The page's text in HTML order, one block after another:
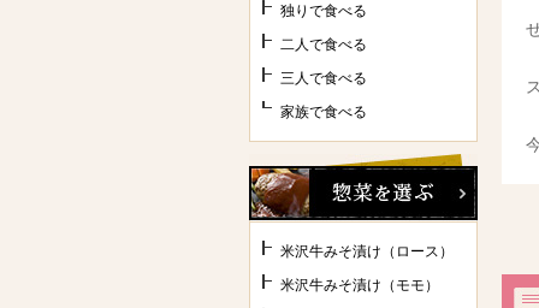
独りで食べる
二人で食べる
三人で食べる
家族で食べる
米沢牛みそ漬け（ロース）
米沢牛みそ漬け（モモ）